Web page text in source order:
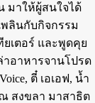
มาให้ผู้สนใจได้
ลินกับกิจกรรม
เตอร์ และพูดคุย
าอาหารจานโปรด
ตี๋ เอเอฟ, น้ำ
ณ สงขลา มาสาธิต